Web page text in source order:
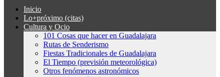
Inicio
Lo+próximo (citas)
Cultura y Ocio
101 Cosas que hacer en Guadalajara
Rutas de Senderismo
Fiestas Tradicionales de Guadalajara
El Tiempo (previsión meteorológica)
Otros fenómenos astronómicos